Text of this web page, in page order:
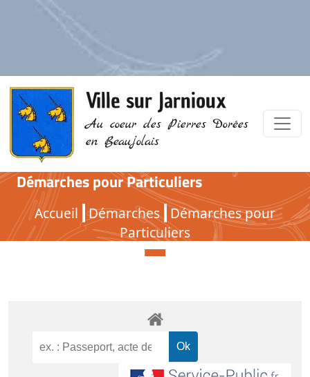
Ville sur Jarnioux
Au coeur des Pierres Dorées
en Beaujolais
Démarches pour Particuliers
Accueil Démarches Démarches pour
Particuliers
Démarches pour Particuliers